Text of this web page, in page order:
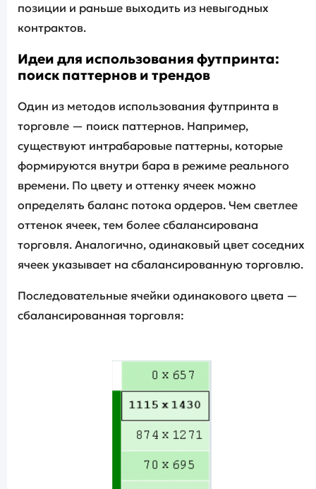
позиции и раньше выходить из невыгодных
контрактов.
Идеи для использования футпринта:
поиск паттернов и трендов
Один из методов использования футпринта в
торговле — поиск паттернов. Например,
существуют интрабаровые паттерны, которые
формируются внутри бара в режиме реального
времени. По цвету и оттенку ячеек можно
определять баланс потока ордеров. Чем светлее
оттенок ячеек, тем более сбалансирована
торговля. Аналогично, одинаковый цвет соседних
ячеек указывает на сбалансированную торговлю.
Последовательные ячейки одинакового цвета —
сбалансированная торговля: